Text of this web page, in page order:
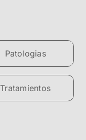
Patologias
Tratamientos